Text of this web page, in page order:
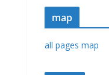
map
all pages map